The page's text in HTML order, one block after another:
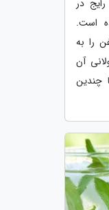
در
است.
را به
آن
چندین